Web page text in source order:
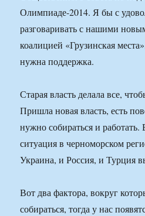
Олимпиаде-2014. Я бы с
разговаривать с нашими
коалицией «Грузинская
нужна поддержка.
Старая власть делала все,
Пришла новая власть, есть
нужно собираться и
ситуация в черноморском
Украина, и Россия, и Турция
Вот два фактора, вокруг
собираться, тогда у нас